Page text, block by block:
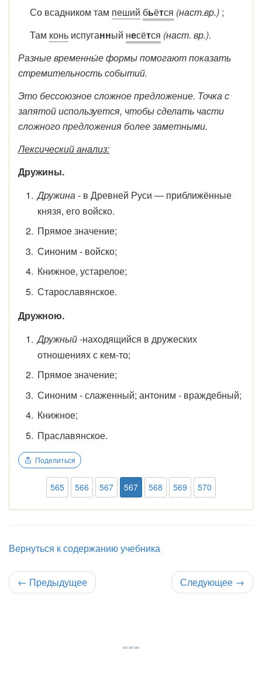
Со всадником там пеший бьётся (наст.вр.) ;
Там конь испуганный несётся (наст. вр.).
Разные временны́е формы помогают показать
стремительность событий.
Это бессоюзное сложное предложение. Точка с
запятой используется, чтобы сделать части
сложного предложения более заметными.
Лексический анализ:
Дружины.
Дружина- в Древней Руси — приближённые
князя, его войско.
Прямое значение;
Синоним - войско;
Книжное, устарелое;
Старославянское.
Дружною.
Дружный-находящийся в дружеских
отношениях с кем-то;
Прямое значение;
Синоним - слаженный; антоним - враждебный;
Книжное;
Праславянское.
Поделиться
565 566 567 567 568 569 570
Вернуться к содержанию учебника
← Предыдущее Следующее →